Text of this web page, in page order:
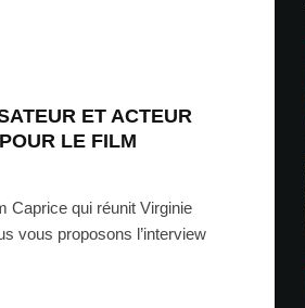
ET ACTEUR
LE FILM
Caprice qui réunit Virginie
vous proposons l’interview